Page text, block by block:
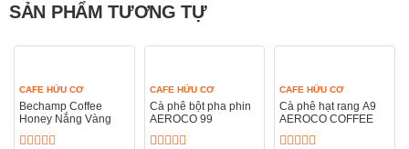
SẢN PHẨM TƯƠNG TỰ
CAFE HỮU CƠ
Bechamp Coffee
Honey Nắng Vàng
CAFE HỮU CƠ
Cà phê bột pha phin
AEROCO 99
CAFE HỮU CƠ
Cà phê hạt rang A9
AEROCO COFFEE